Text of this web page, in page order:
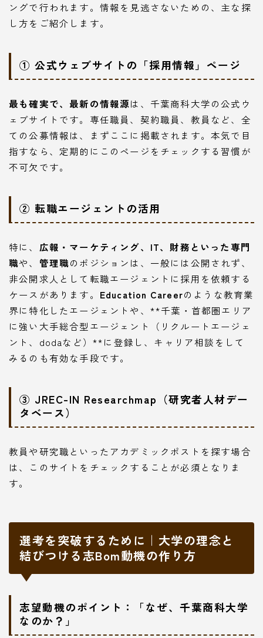
ングで行われます。情報を見逃さないための、主な探
し方をご紹介します。
① 公式ウェブサイトの「採用情報」ページ
最も確実で、最新の情報源は、千葉商科大学の公式ウ
ェブサイトです。専任職員、契約職員、教員など、全
ての公募情報は、まずここに掲載されます。本気で目
指すなら、定期的にこのページをチェックする習慣が
不可欠です。
② 転職エージェントの活用
特に、 広報・マーケティング、IT、財務といった専門
職や、 管理職のポジションは、一般には公開されず、
非公開求人として転職エージェントに採用を依頼する
ケースがあります。 Education Careerのような教育業
界に特化したエージェントや、**千葉・首都圏エリア
に強い大手総合型エージェント（リクルートエージェ
ント、dodaなど）**に登録し、キャリア相談をして
みるのも有効な手段です。
③ JREC-IN Researchmap（研究者人材デー
タベース）
教員や研究職といったアカデミックポストを探す場合
は、このサイトをチェックすることが必須となりま
す。
選考を突破するために｜大学の理念と
結びつける志Bom動機の作り方
志望動機のポイント：「なぜ、千葉商科大学
なのか？」